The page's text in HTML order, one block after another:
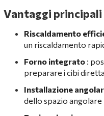
Vantaggi principali
Riscaldamento
un riscaldamento
Forno integrato :
preparare i cibi
Installazione
dello spazio angolare